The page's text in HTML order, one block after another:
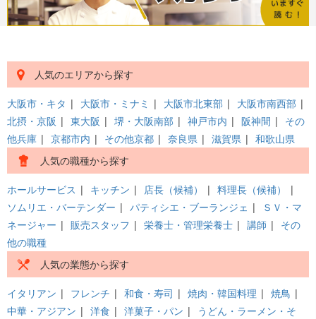
人気のエリアから探す
大阪市・キタ | 大阪市・ミナミ | 大阪市北東部 | 大阪市南西部 |
北摂・京阪 | 東大阪 | 堺・大阪南部 | 神戸市内 | 阪神間 | その
他兵庫 | 京都市内 | その他京都 | 奈良県 | 滋賀県 | 和歌山県
人気の職種から探す
ホールサービス | キッチン | 店長（候補） | 料理長（候補）
|
ソムリエ・バーテンダー | パティシエ・ブーランジェ |
ＳＶ・マ
ネージャー | 販売スタッフ | 栄養士・管理栄養士 | 講師 | その
他の職種
人気の業態から探す
イタリアン | フレンチ | 和食・寿司 | 焼肉・韓国料理 | 焼鳥 |
中華・アジアン | 洋食 | 洋菓子・パン |
うどん・ラーメン・そ